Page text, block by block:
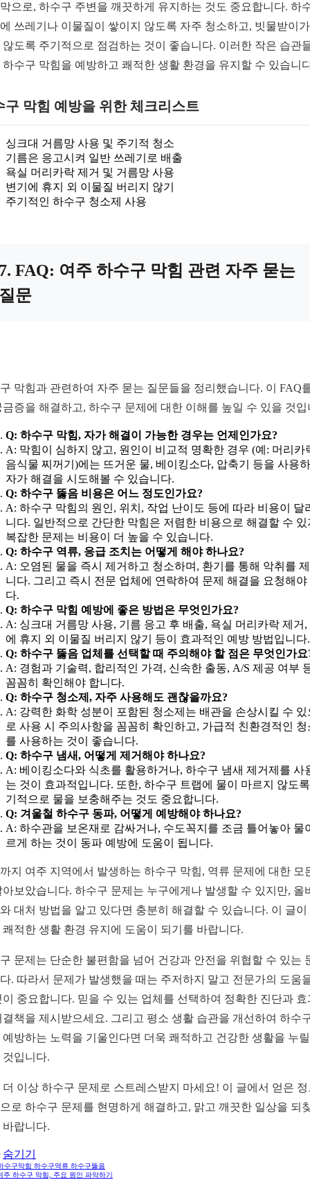
으로, 하수구 주변을 깨끗하게 유지하는 것도 중요합니다. 하
쓰레기나 이물질이 쌓이지 않도록 자주 청소하고, 빗물받이
않도록 주기적으로 점검하는 것이 좋습니다. 이러한 작은 습관
하수구 막힘을 예방하고 쾌적한 생활 환경을 유지할 수 있습니
구 막힘 예방을 위한 체크리스트
싱크대 거름망 사용 및 주기적 청소
기름은 응고시켜 일반 쓰레기로 배출
욕실 머리카락 제거 및 거름망 사용
변기에 휴지 외 이물질 버리지 않기
주기적인 하수구 청소제 사용
FAQ: 여주 하수구 막힘 관련 자주 묻는
문
막힘과 관련하여 자주 묻는 질문들을 정리했습니다. 이 FAQ
금증을 해결하고, 하수구 문제에 대한 이해를 높일 수 있을 것입
Q: 하수구 막힘, 자가 해결이 가능한 경우는 언제인가요?
A: 막힘이 심하지 않고, 원인이 비교적 명확한 경우 (예: 머리카
음식물 찌꺼기)에는 뜨거운 물, 베이킹소다, 압축기 등을 사용
자가 해결을 시도해볼 수 있습니다.
Q: 하수구 뚫음 비용은 어느 정도인가요?
A: 하수구 막힘의 원인, 위치, 작업 난이도 등에 따라 비용이 달
니다. 일반적으로 간단한 막힘은 저렴한 비용으로 해결할 수 있
복잡한 문제는 비용이 더 높을 수 있습니다.
Q: 하수구 역류, 응급 조치는 어떻게 해야 하나요?
A: 오염된 물을 즉시 제거하고 청소하며, 환기를 통해 악취를
니다. 그리고 즉시 전문 업체에 연락하여 문제 해결을 요청해야
다.
Q: 하수구 막힘 예방에 좋은 방법은 무엇인가요?
A: 싱크대 거름망 사용, 기름 응고 후 배출, 욕실 머리카락 제거,
에 휴지 외 이물질 버리지 않기 등이 효과적인 예방 방법입니다.
Q: 하수구 뚫음 업체를 선택할 때 주의해야 할 점은 무엇인가요
A: 경험과 기술력, 합리적인 가격, 신속한 출동, A/S 제공 여부
꼼꼼히 확인해야 합니다.
Q: 하수구 청소제, 자주 사용해도 괜찮을까요?
A: 강력한 화학 성분이 포함된 청소제는 배관을 손상시킬 수 있
로 사용 시 주의사항을 꼼꼼히 확인하고, 가급적 친환경적인 청
를 사용하는 것이 좋습니다.
Q: 하수구 냄새, 어떻게 제거해야 하나요?
A: 베이킹소다와 식초를 활용하거나, 하수구 냄새 제거제를 사
는 것이 효과적입니다. 또한, 하수구 트랩에 물이 마르지 않도
기적으로 물을 보충해주는 것도 중요합니다.
Q: 겨울철 하수구 동파, 어떻게 예방해야 하나요?
A: 하수관을 보온재로 감싸거나, 수도꼭지를 조금 틀어놓아 물
르게 하는 것이 동파 예방에 도움이 됩니다.
지 여주 지역에서 발생하는 하수구 막힘, 역류 문제에 대한 모
아보았습니다. 하수구 문제는 누구에게나 발생할 수 있지만, 올
대처 방법을 알고 있다면 충분히 해결할 수 있습니다. 이 글이
쾌적한 생활 환경 유지에 도움이 되기를 바랍니다.
문제는 단순한 불편함을 넘어 건강과 안전을 위협할 수 있는
. 따라서 문제가 발생했을 때는 주저하지 말고 전문가의 도움
이 중요합니다. 믿을 수 있는 업체를 선택하여 정확한 진단과 효
결책을 제시받으세요. 그리고 평소 생활 습관을 개선하여 하수
예방하는 노력을 기울인다면 더욱 쾌적하고 건강한 생활을 누
것입니다.
더 이상 하수구 문제로 스트레스받지 마세요! 이 글에서 얻은
로 하수구 문제를 현명하게 해결하고, 맑고 깨끗한 일상을 되
바랍니다.
숨기기
수구막힘 하수구역류 하수구뚫음
주 하수구 막힘, 주요 원인 파악하기